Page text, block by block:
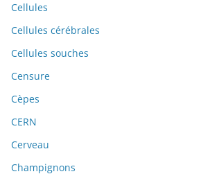
Cellules
Cellules cérébrales
Cellules souches
Censure
Cèpes
CERN
Cerveau
Champignons